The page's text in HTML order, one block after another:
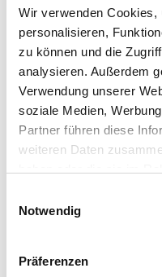
Wir verwenden Cookies,
personalisieren,
zu können und die
analysieren. Außerdem
Verwendung unserer
soziale Medien,
Partner führen diese
weiteren Daten
betätigen Sie anschließend
Notwendig
Präferenzen
kann die Erde vorsichtig
gelingt in der Regel im
sich die Wurzeln
Weitere
Drei Möhrensorten in
mittelfrühe und späte
Saatband-System mit